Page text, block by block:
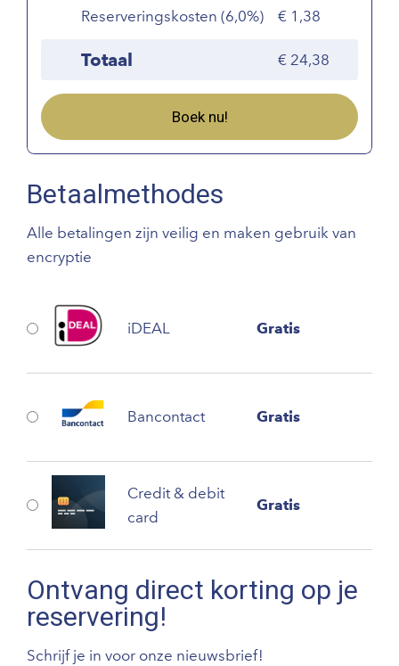
Reserveringskosten (6,0%) 1,38
Totaal 24,38
Boek nu!
Betaalmethodes
Alle betalingen zijn veilig en maken gebruik van
encryptie
iDEAL Gratis
Bancontact Gratis
Credit & debit
card
Gratis
Ontvang direct korting op je
reservering!
Schrijf je in voor onze nieuwsbrief!